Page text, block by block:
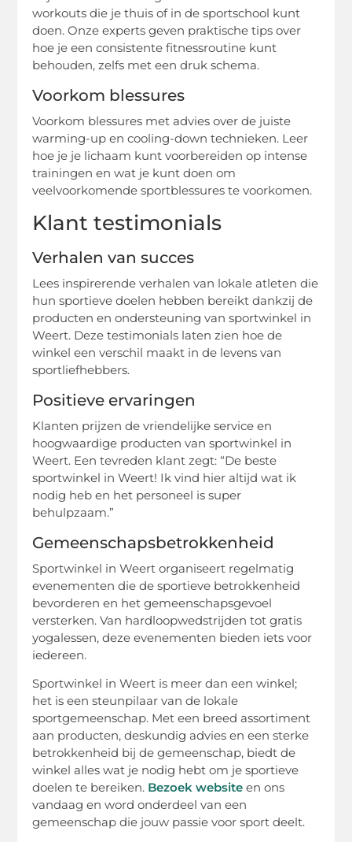
workouts die je thuis of in de sportschool kunt
doen. Onze experts geven praktische tips over
hoe je een consistente fitnessroutine kunt
behouden, zelfs met een druk schema.
Voorkom blessures
Voorkom blessures met advies over de juiste
warming-up en cooling-down technieken. Leer
hoe je je lichaam kunt voorbereiden op intense
trainingen en wat je kunt doen om
veelvoorkomende sportblessures te voorkomen.
Klant testimonials
Verhalen van succes
Lees inspirerende verhalen van lokale atleten die
hun sportieve doelen hebben bereikt dankzij de
producten en ondersteuning van sportwinkel in
Weert. Deze testimonials laten zien hoe de
winkel een verschil maakt in de levens van
sportliefhebbers.
Positieve ervaringen
Klanten prijzen de vriendelijke service en
hoogwaardige producten van sportwinkel in
Weert. Een tevreden klant zegt: “De beste
sportwinkel in Weert! Ik vind hier altijd wat ik
nodig heb en het personeel is super
behulpzaam.”
Gemeenschapsbetrokkenheid
Sportwinkel in Weert organiseert regelmatig
evenementen die de sportieve betrokkenheid
bevorderen en het gemeenschapsgevoel
versterken. Van hardloopwedstrijden tot gratis
yogalessen, deze evenementen bieden iets voor
iedereen.
Sportwinkel in Weert is meer dan een winkel;
het is een steunpilaar van de lokale
sportgemeenschap. Met een breed assortiment
aan producten, deskundig advies en een sterke
betrokkenheid bij de gemeenschap, biedt de
winkel alles wat je nodig hebt om je sportieve
doelen te bereiken. Bezoek website en ons
vandaag en word onderdeel van een
gemeenschap die jouw passie voor sport deelt.